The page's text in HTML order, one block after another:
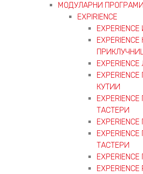
МОДУЛАРНИ ПРОГРАМИ
EXPIRIENCE
КУТИИ
ТАСТЕРИ
ТАСТЕРИ